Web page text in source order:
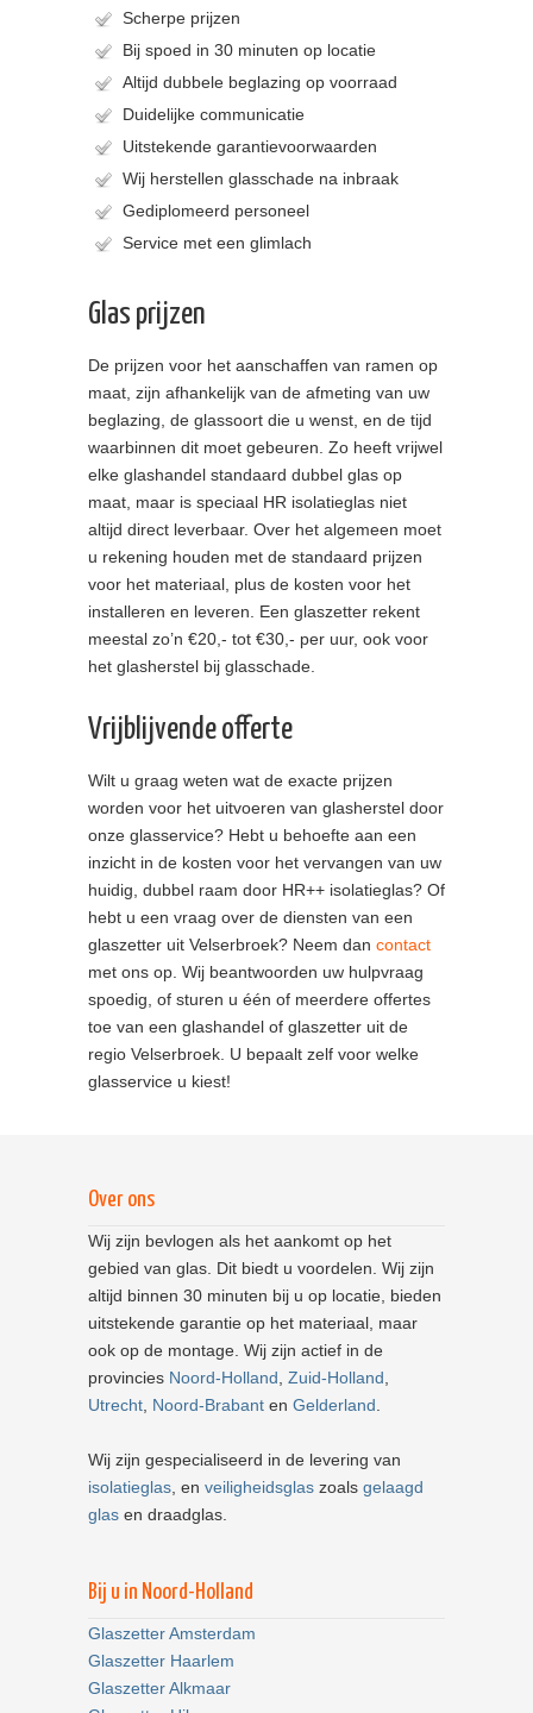
Scherpe prijzen
Bij spoed in 30 minuten op locatie
Altijd dubbele beglazing op voorraad
Duidelijke communicatie
Uitstekende garantievoorwaarden
Wij herstellen glasschade na inbraak
Gediplomeerd personeel
Service met een glimlach
Glas prijzen
De prijzen voor het aanschaffen van ramen op
maat, zijn afhankelijk van de afmeting van uw
beglazing, de glassoort die u wenst, en de tijd
waarbinnen dit moet gebeuren. Zo heeft vrijwel
elke glashandel standaard dubbel glas op
maat, maar is speciaal HR isolatieglas niet
altijd direct leverbaar. Over het algemeen moet
u rekening houden met de standaard prijzen
voor het materiaal, plus de kosten voor het
installeren en leveren. Een glaszetter rekent
meestal zo’n €20,- tot €30,- per uur, ook voor
het glasherstel bij glasschade.
Vrijblijvende offerte
Wilt u graag weten wat de exacte prijzen
worden voor het uitvoeren van glasherstel door
onze glasservice? Hebt u behoefte aan een
inzicht in de kosten voor het vervangen van uw
huidig, dubbel raam door HR++ isolatieglas? Of
hebt u een vraag over de diensten van een
glaszetter uit Velserbroek? Neem dan contact
met ons op. Wij beantwoorden uw hulpvraag
spoedig, of sturen u één of meerdere offertes
toe van een glashandel of glaszetter uit de
regio Velserbroek. U bepaalt zelf voor welke
glasservice u kiest!
Over ons
Wij zijn bevlogen als het aankomt op het
gebied van glas. Dit biedt u voordelen. Wij zijn
altijd binnen 30 minuten bij u op locatie, bieden
uitstekende garantie op het materiaal, maar
ook op de montage. Wij zijn actief in de
provincies Noord-Holland Zuid-Holland
Utrecht Noord-Brabant en Gelderland
Wij zijn gespecialiseerd in de levering van
isolatieglas , en veiligheidsglas zoals gelaagd
glas en draadglas.
Bij u in Noord-Holland
Glaszetter Amsterdam
Glaszetter Haarlem
Glaszetter Alkmaar